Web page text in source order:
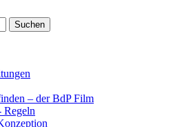
Suchen
– der BdP Film
Regeln